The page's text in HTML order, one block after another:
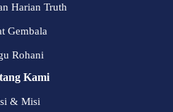
Harian Truth
Gembala
Rohani
Kami
& Misi